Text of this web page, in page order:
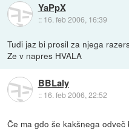
YaPpX
:: 16. feb 2006, 16:39
Tudi jaz bi prosil za njega
Ze v napres HVALA
BBLaly
:: 16. feb 2006, 22:52
Če ma gdo še kakšnega odveč